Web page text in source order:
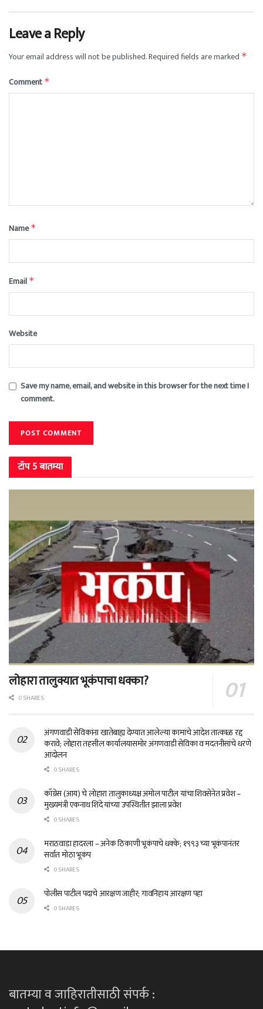
Leave a Reply
Your email address will not be published.Required fields are marked *
Comment *
Name*
Email *
Website
Save my name, email, and website in this browser for the next time I
comment.
टॉप 5 बातम्या
लोहारा तालुक्यात भूकंपाचा धक्का?
0 SHARES
अंगणवाडी सेविकांना खातेबाह्य देण्यात आलेल्या कामांचे आदेश तात्काळ रद्द
करावे; लोहारा तहसील कार्यालयासमोर अंगणवाडी सेविका व मदतनीसांचे धरणे
आंदोलन
0 SHARES
काँग्रेस (आय) चे लोहारा तालुकाध्यक्ष अमोल पाटील यांचा शिवसेनेत प्रवेश –
मुख्यमंत्री एकनाथ शिंदे यांच्या उपस्थितीत झाला प्रवेश
0 SHARES
मराठवाडा हादरला – अनेक ठिकाणी भूकंपाचे धक्के; १९९३ च्या भूकंपानंतर
सर्वात मोठा भूकंप
0 SHARES
पोलीस पाटील पदाचे आरक्षण जाहीर; गावनिहाय आरक्षण पहा
0 SHARES
बातम्या व जाहिरातीसाठी संपर्क :